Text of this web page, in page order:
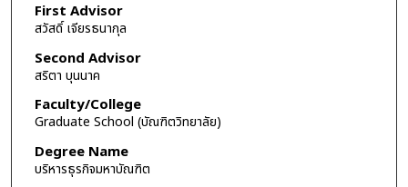
First Advisor
สวัสดิ์ เจียรธนากุล
Second Advisor
สริตา บุนนาค
Faculty/College
Graduate School (บัณฑิตวิทยาลัย)
Degree Name
บริหารธุรกิจมหาบัณฑิต